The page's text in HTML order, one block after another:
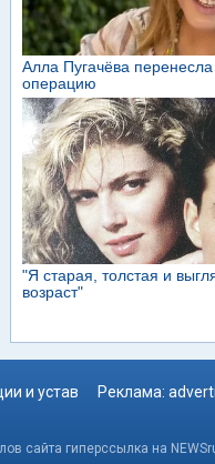
и устав Реклама:
сайта гиперссылка на